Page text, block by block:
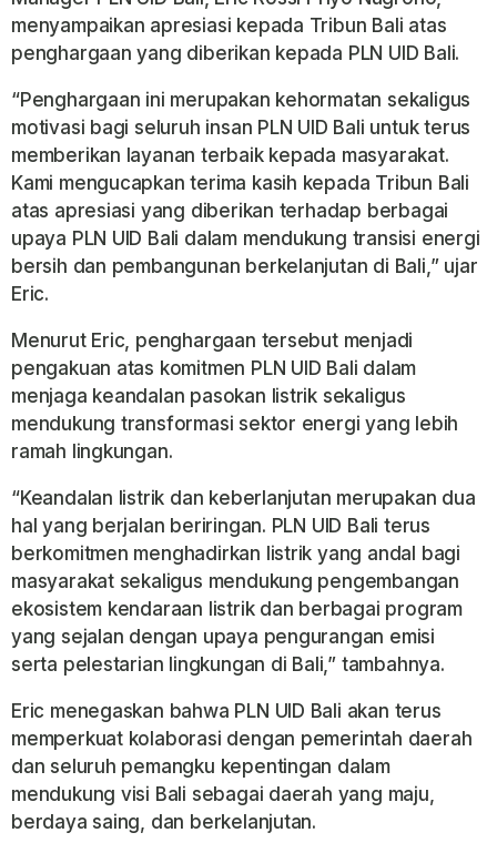
menyampaikan apresiasi kepada Tribun Bali atas
penghargaan yang diberikan kepada PLN UID Bali.
“Penghargaan ini merupakan kehormatan sekaligus
motivasi bagi seluruh insan PLN UID Bali untuk terus
memberikan layanan terbaik kepada masyarakat.
Kami mengucapkan terima kasih kepada Tribun Bali
atas apresiasi yang diberikan terhadap berbagai
upaya PLN UID Bali dalam mendukung transisi energi
bersih dan pembangunan berkelanjutan di Bali,” ujar
Eric.
Menurut Eric, penghargaan tersebut menjadi
pengakuan atas komitmen PLN UID Bali dalam
menjaga keandalan pasokan listrik sekaligus
mendukung transformasi sektor energi yang lebih
ramah lingkungan.
“Keandalan listrik dan keberlanjutan merupakan dua
hal yang berjalan beriringan. PLN UID Bali terus
berkomitmen menghadirkan listrik yang andal bagi
masyarakat sekaligus mendukung pengembangan
ekosistem kendaraan listrik dan berbagai program
yang sejalan dengan upaya pengurangan emisi
serta pelestarian lingkungan di Bali,” tambahnya.
Eric menegaskan bahwa PLN UID Bali akan terus
memperkuat kolaborasi dengan pemerintah daerah
dan seluruh pemangku kepentingan dalam
mendukung visi Bali sebagai daerah yang maju,
berdaya saing, dan berkelanjutan.